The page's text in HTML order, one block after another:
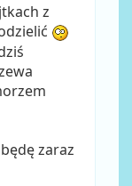
z
zaraz